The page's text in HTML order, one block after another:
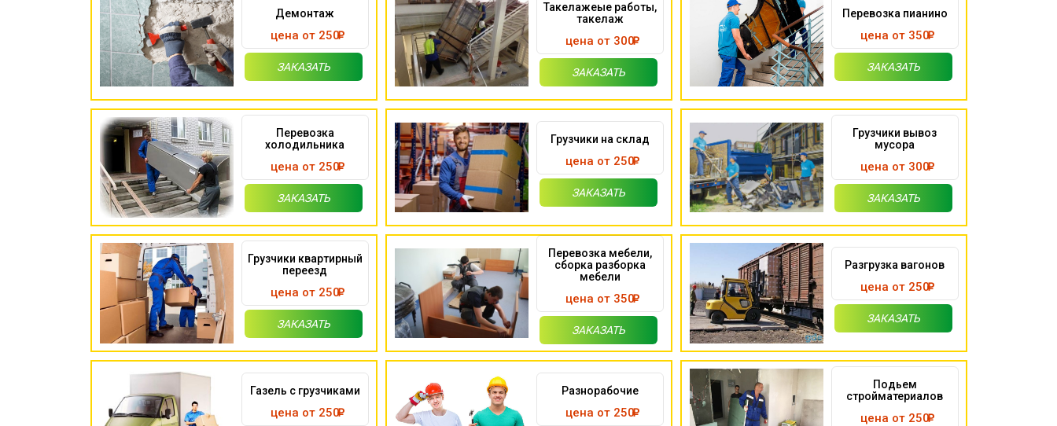
Демонтаж
цена от 250
ЗАКАЗАТЬ
Такелажеые работы,
такелаж
цена от 300
ЗАКАЗАТЬ
Перевозка пианино
цена от 350
ЗАКАЗАТЬ
Перевозка
холодильника
цена от 250
ЗАКАЗАТЬ
Грузчики на склад
цена от 250
ЗАКАЗАТЬ
Грузчики вывоз
мусора
цена от 300
ЗАКАЗАТЬ
Грузчики квартирный
переезд
цена от 250
ЗАКАЗАТЬ
Перевозка мебели,
сборка разборка
мебели
цена от 350
ЗАКАЗАТЬ
Разгрузка вагонов
цена от 250
ЗАКАЗАТЬ
Газель с грузчиками
цена от 250
Разнорабочие
цена от 250
Подьем
стройматериалов
цена от 250